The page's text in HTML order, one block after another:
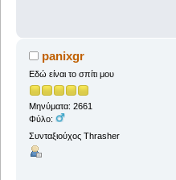
panixgr
Εδώ είναι το σπίτι μου
Μηνύματα: 2661
Φύλο:
Συνταξιούχος Thrasher